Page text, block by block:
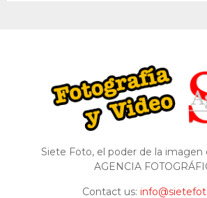
Siete Foto, el poder de la imagen
AGENCIA
Contact us: